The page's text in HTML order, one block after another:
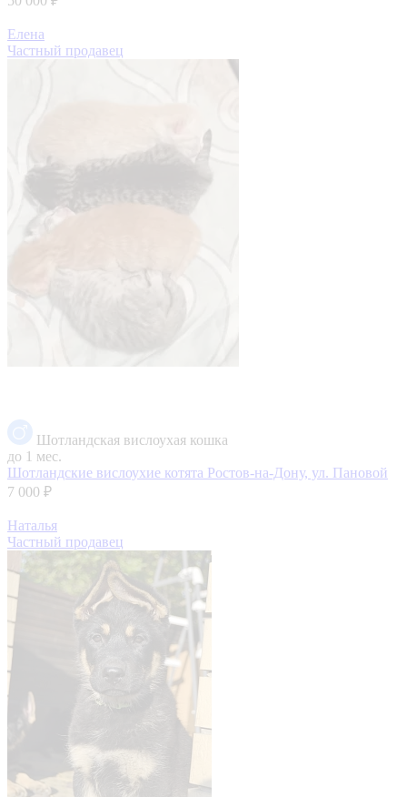
Елена
Частный продавец
Шотландская вислоухая кошка
до 1 мес.
Шотландские вислоухие котята Ростов-на-Дону, ул. Пановой
7 000 ₽
Наталья
Частный продавец